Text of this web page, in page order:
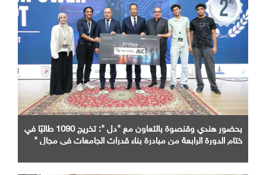
بحضور هندي وقنصوة بالتعاون مع "دل ": تخريج 1090 طالبًا في
ختام الدورة الرابعة من مبادرة بناء قدرات الجامعات في مجال "